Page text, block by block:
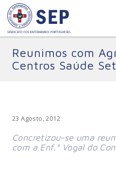
Reunimos com
Centros Saúde
23 Agosto, 2012
Concretizou-se uma
com a Enf.ª Vogal do